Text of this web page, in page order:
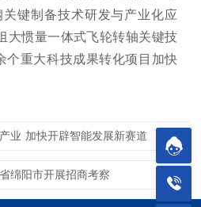
键制备技术研发与产业化应
大惯量一体式飞轮转轴关键技
个重大科技成果转化项目加快
业 加快开辟智能发展新赛道
绵阳市开展招商考察